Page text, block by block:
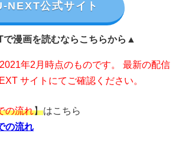
NEXT公式サイト
漫画を読むならこちらから▲
年2月時点のものです。 最新の配信
サイトにてご確認ください。
の流れ】はこちら
の流れ